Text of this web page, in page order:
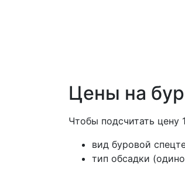
Цены на
Чтобы подсчитать цену
вид буровой
тип обсадки